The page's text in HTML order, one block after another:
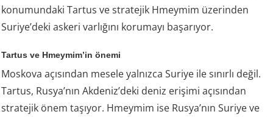
konumundaki Tartus ve stratejik Hmeymim üzerinden
Suriye’deki askeri varlığını korumayı başarıyor.
Tartus ve Hmeymim’in önemi
Moskova açısından mesele yalnızca Suriye ile sınırlı değil.
Tartus, Rusya’nın Akdeniz’deki deniz erişimi açısından
stratejik önem taşıyor. Hmeymim ise Rusya’nın Suriye ve